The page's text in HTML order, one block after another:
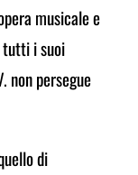
musicalee
tutti i suoi
non persegue
di